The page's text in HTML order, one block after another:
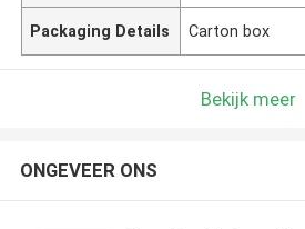
Packaging Details Carton box
Bekijk meer
ONGEVEER ONS